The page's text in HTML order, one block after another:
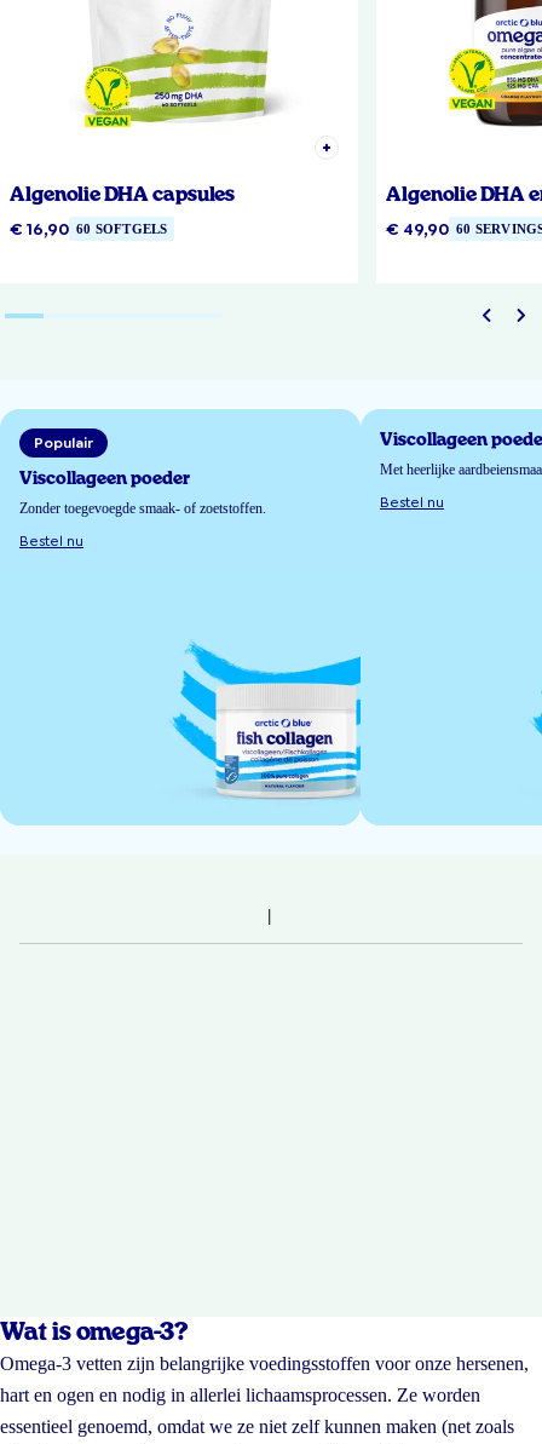
Algenolie DHA capsules
€ 16,90 60 SOFTGELS
Algenolie DHA
€ 49,90 60
Populair
Viscollageen poeder
Zonder toegevoegde smaak- of zoetstoffen.
Bestel nu
Viscollageen
Met heerlijke
Bestel nu
Wat is omega-3?
Omega-3 vetten zijn belangrijke voedingsstoffen voor onze hersenen,
hart en ogen en nodig in allerlei lichaamsprocessen. Ze worden
essentieel genoemd, omdat we ze niet zelf kunnen maken (net zoals